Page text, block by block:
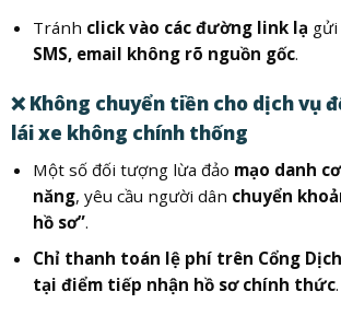
Tránh click vào các đường link lạ gửi
SMS, email không rõ nguồn gốc.
❌ Không chuyển tiền cho dịch vụ
lái xe không chính thống
Một số đối tượng lừa đảo mạo danh
năng, yêu cầu người dân chuyển
hồ sơ”.
Chỉ thanh toán lệ phí trên Cổng
tại điểm tiếp nhận hồ sơ chính thức.